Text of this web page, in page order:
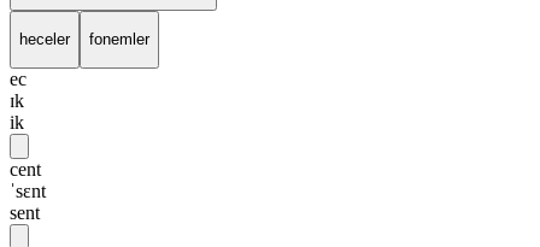
heceler fonemler
ec
ɪk
ik
cent
ˈsɛnt
sent